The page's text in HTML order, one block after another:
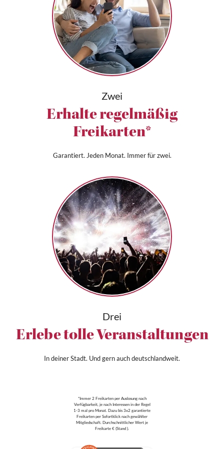
Zwei
Erhalte regelmäßig
Freikarten*
Garantiert. Jeden Monat. Immer für zwei.
Drei
Erlebe tolle Veranstaltungen
In deiner Stadt. Und gern auch deutschlandweit.
*Immer 2 Freikarten per Auslosung nach
Verfügbarkeit, je nach Interessen in der Regel
1-3 mal pro Monat. Dazu bis 3x2 garantierte
Freikarten per Sofortklick nach gewählter
Mitgliedschaft. Durchschnittlicher Wert je
Freikarte € (Stand ).